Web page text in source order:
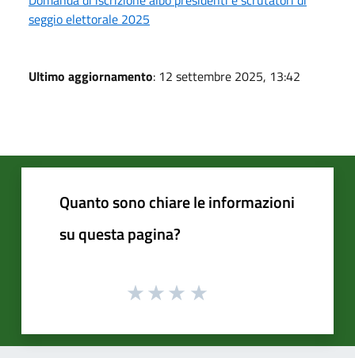
seggio elettorale 2025
Ultimo aggiornamento: 12 settembre 2025, 13:42
Quanto sono chiare le informazioni
su questa pagina?